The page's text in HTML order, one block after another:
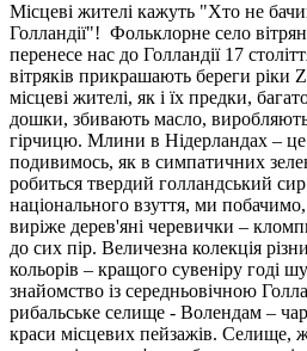
Місцеві жителі кажуть "Хто не
Голландії"! Фольклорне село
перенесе нас до Голландії 17
вітряків прикрашають береги ріки
місцеві жителі, як і їх предки,
дошки, збивають масло,
гірчицю. Млини в Нідерландах –
подивимось, як в симпатичних
робиться твердий голландський
національного взуття, ми
виріже дерев'яні черевички –
до cих пір. Величезна колекція
кольорів – кращого сувеніру годі
знайомство із середньовічною
рибальське селище - Волендам –
краси місцевих пейзажів. Селище,